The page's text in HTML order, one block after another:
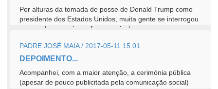
Por alturas da tomada de posse de Donald Trump como
presidente dos Estados Unidos, muita gente se interrogou
acerca de como é que fora possível...
PADRE JOSÉ MAIA / 2017-05-11 15:01
DEPOIMENTO...
Acompanhei, com a maior atenção, a cerimónia pública
(apesar de pouco publicitada pela comunicação social)